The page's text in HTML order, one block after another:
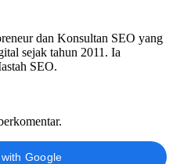
dan Konsultan SEO yang
sejak tahun 2011. Ia
SEO.
Google